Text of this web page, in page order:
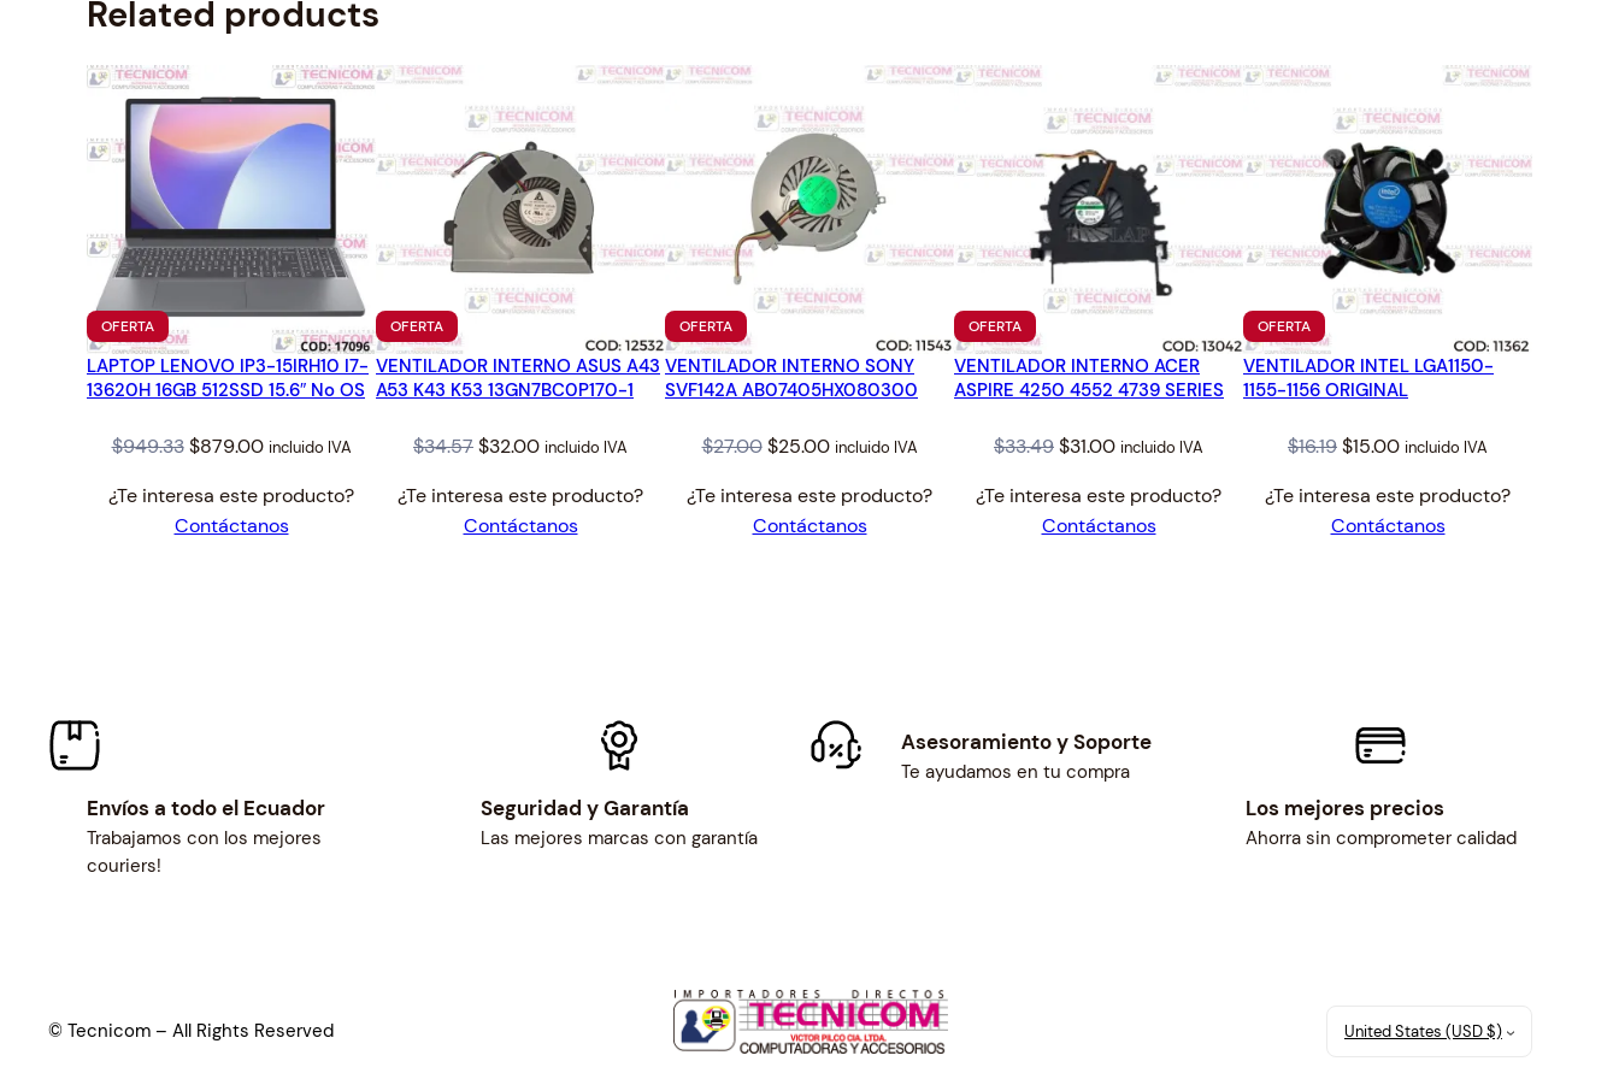
.
Related products
OFERTAPRODUCTO
EN
OFERTA
LAPTOP LENOVO IP3-15IRH10 I7-
13620H 16GB 512SSD 15.6″ No OS
$949.33 Original
was:
$949.33.
$879.00Current
is:
$879.00.
incluido IVA
¿Te interesa este producto?
Contáctanos
OFERTAPRODUCTO
EN
OFERTA
VENTILADOR INTERNO ASUS A43
A53 K43 K53 13GN7BC0P170-1
$34.57Original
was:
$34.57.
$32.00Current
is:
$32.00.
incluido IVA
¿Te interesa este producto?
Contáctanos
OFERTAPRODUCTO
EN
OFERTA
VENTILADOR INTERNO SONY
SVF142A AB07405HX080300
$27.00 Original
was:
$27.00.
$25.00Current
is:
$25.00.
incluido IVA
¿Te interesa este producto?
Contáctanos
OFERTAPRODUCTO
EN
OFERTA
VENTILADOR INTERNO ACER
ASPIRE 4250 4552 4739 SERIES
$33.49Original
was:
$33.49.
$31.00Current
is:
$31.00.
incluido IVA
¿Te interesa este producto?
Contáctanos
OFERTAPRODUCTO
EN
OFERTA
VENTILADOR INTEL LGA1150-
1155-1156 ORIGINAL
$16.19Original
was:
$16.19.
$15.00Current
is:
$15.00.
incluido IVA
¿Te interesa este producto?
Contáctanos
Envíos a todo el Ecuador
Trabajamos con los mejores
couriers!
Seguridad y Garantía
Las mejores marcas con garantía
Asesoramiento y Soporte
Te ayudamos en tu compra
Los mejores precios
Ahorra sin comprometer calidad
© Tecnicom – All Rights Reserved United States (USD $)